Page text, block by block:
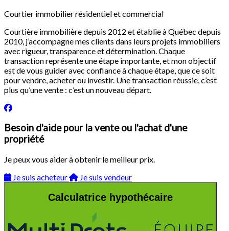
Courtier immobilier résidentiel et commercial
Courtière immobilière depuis 2012 et établie à Québec depuis
2010, j’accompagne mes clients dans leurs projets immobiliers
avec rigueur, transparence et détermination. Chaque
transaction représente une étape importante, et mon objectif
est de vous guider avec confiance à chaque étape, que ce soit
pour vendre, acheter ou investir. Une transaction réussie, c’est
plus qu’une vente : c’est un nouveau départ.
Besoin d'aide pour la vente ou l'achat d'une
propriété
Je peux vous aider à obtenir le meilleur prix.
Je suis acheteur
Je suis vendeur
Calculatrice hypothécaire